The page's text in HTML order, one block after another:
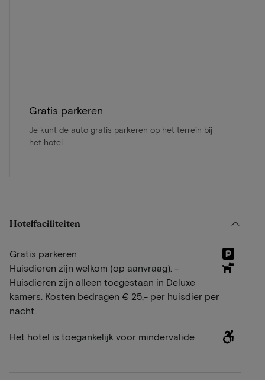
Gratis parkeren
Je kunt de auto gratis parkeren op het terrein bij
het hotel.
Hotelfaciliteiten
Gratis parkeren
Huisdieren zijn welkom (op aanvraag). -
Huisdieren zijn alleen toegestaan in Deluxe
kamers. Kosten bedragen € 25,- per huisdier per
nacht.
Het hotel is toegankelijk voor mindervalide